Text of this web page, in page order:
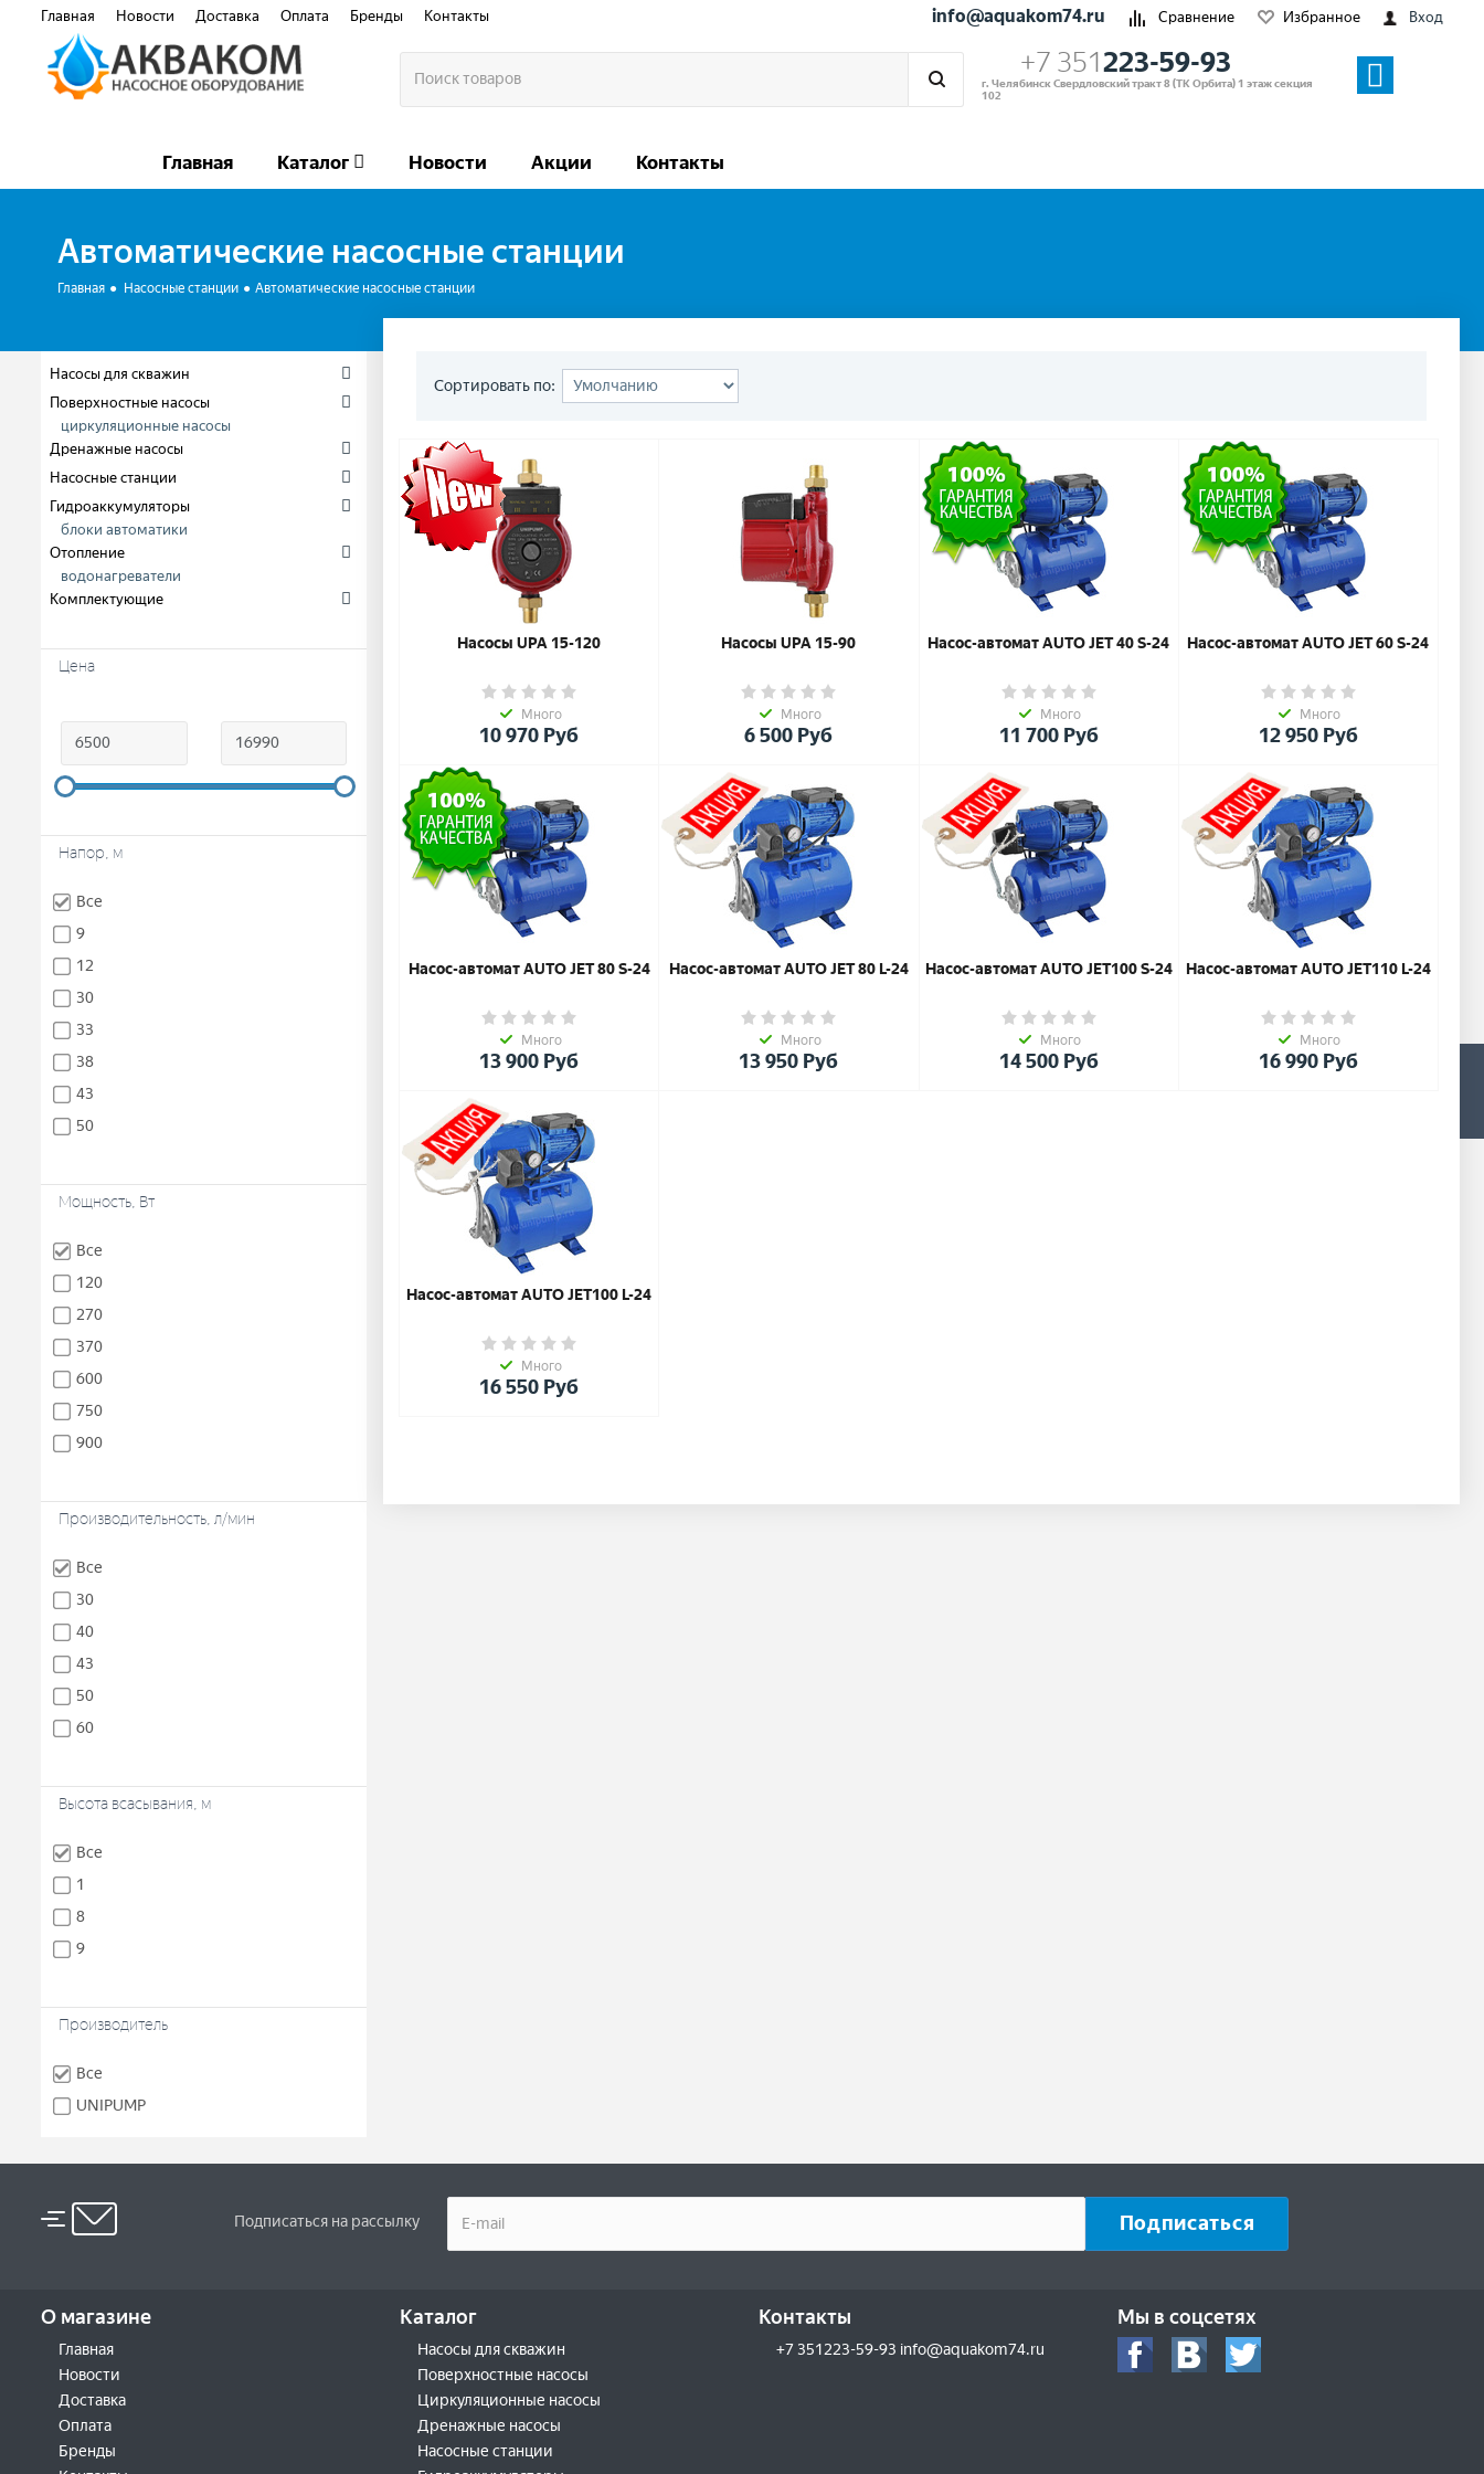
Главная Новости Доставка Оплата Бренды Контакты info@aquakom74.ru Сравнение Избранное Вход
+7 351223-59-93
г. Челябинск Свердловский тракт 8 (ТК Орбита) 1 этаж секция
102
Главная Каталог Новости Акции Контакты
Автоматические насосные станции
Главная Насосные станции Автоматические насосные станции
Насосы для скважин
Поверхностные насосы
циркуляционные насосы
Дренажные насосы
Насосные станции
Гидроаккумуляторы
блоки автоматики
Отопление
водонагреватели
Комплектующие
Цена
Напор, м
Все
9
12
30
33
38
43
50
Мощность, Вт
Все
120
270
370
600
750
900
Производительность, л/мин
Все
30
40
43
50
60
Высота всасывания, м
Все
1
8
9
Производитель
Все
UNIPUMP
Сортировать по:
Насосы UPA 15-120
Много
10 970 Руб
Насосы UPA 15-90
Много
6 500 Руб
Насос-автомат AUTO JET 40 S-24
Много
11 700Руб
Насос-автомат AUTO JET 60 S-24
Много
12 950Руб
Насос-автомат AUTO JET 80 S-24
Много
13 900 Руб
Насос-автомат AUTO JET 80 L-24
Много
13 950 Руб
Насос-автомат AUTO JET100 S-24
Много
14 500Руб
Насос-автомат AUTO JET110 L-24
Много
16 990Руб
Насос-автомат AUTO JET100 L-24
Много
16 550 Руб
Подписаться на рассылку
О магазине
Главная
Новости
Доставка
Оплата
Бренды
Каталог
Насосы для скважин
Поверхностные насосы
Циркуляционные насосы
Дренажные насосы
Насосные станции
Контакты
+7 351223-59-93 info@aquakom74.ru
Мы в соцсетях